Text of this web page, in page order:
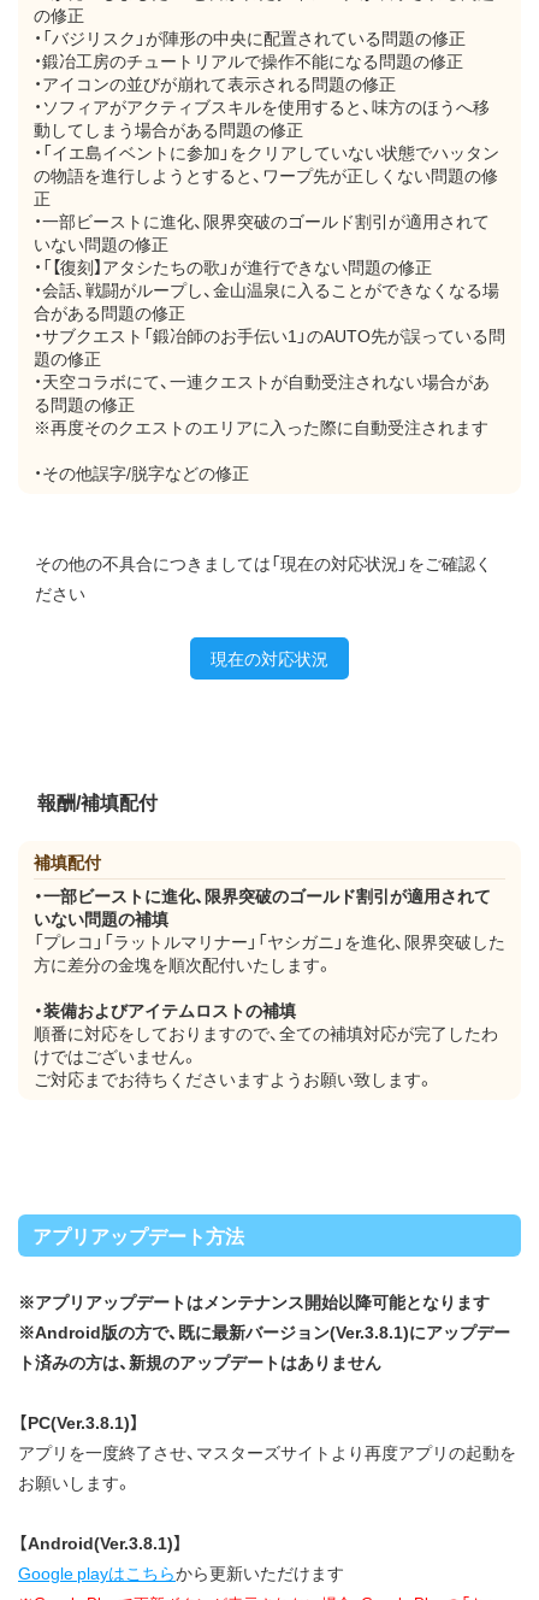
の修正
・「バジリスク」が陣形の中央に配置されている問題の修正
・鍛冶工房のチュートリアルで操作不能になる問題の修正
・アイコンの並びが崩れて表示される問題の修正
・ソフィアがアクティブスキルを使用すると、味方のほうへ移
動してしまう場合がある問題の修正
・「イエ島イベントに参加」をクリアしていない状態でハッタン
の物語を進行しようとすると、ワープ先が正しくない問題の修
正
・一部ビーストに進化、限界突破のゴールド割引が適用されて
いない問題の修正
・「【復刻】アタシたちの歌」が進行できない問題の修正
・会話、戦闘がループし、金山温泉に入ることができなくなる場
合がある問題の修正
・サブクエスト「鍛冶師のお手伝い1」のAUTO先が誤っている問
題の修正
・天空コラボにて、一連クエストが自動受注されない場合があ
る問題の修正
※再度そのクエストのエリアに入った際に自動受注されます
・その他誤字/脱字などの修正
その他の不具合につきましては「現在の対応状況」をご確認く
ださい
現在の対応状況
報酬/補填配付
補填配付
・一部ビーストに進化、限界突破のゴールド割引が適用されて
いない問題の補填
「プレコ」「ラットルマリナー」「ヤシガニ」を進化、限界突破した
方に差分の金塊を順次配付いたします。
・装備およびアイテムロストの補填
順番に対応をしておりますので、全ての補填対応が完了したわ
けではございません。
ご対応までお待ちくださいますようお願い致します。
アプリアップデート方法
※アプリアップデートはメンテナンス開始以降可能となります
※Android版の方で、既に最新バージョン(Ver.3.8.1)にアップデー
ト済みの方は、新規のアップデートはありません
【PC(Ver.3.8.1)】
アプリを一度終了させ、マスターズサイトより再度アプリの起動を
お願いします。
【Android(Ver.3.8.1)】
Google playはこちらから更新いただけます